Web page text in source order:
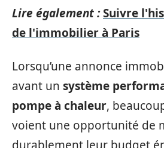
Lire également :Suivre
de l'immobilier à Paris
Lorsqu’une annonce
avant un système
pompe à chaleur,
voient une opportunité de
durablement leur budget